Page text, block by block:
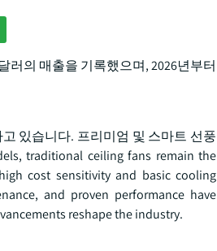
러의 매출을 기록했으며, 2026년부터
있습니다. 프리미엄 및 스마트 선풍
traditional ceiling fans remain the
cost sensitivity and basic cooling
and proven performance have
reshape the industry.